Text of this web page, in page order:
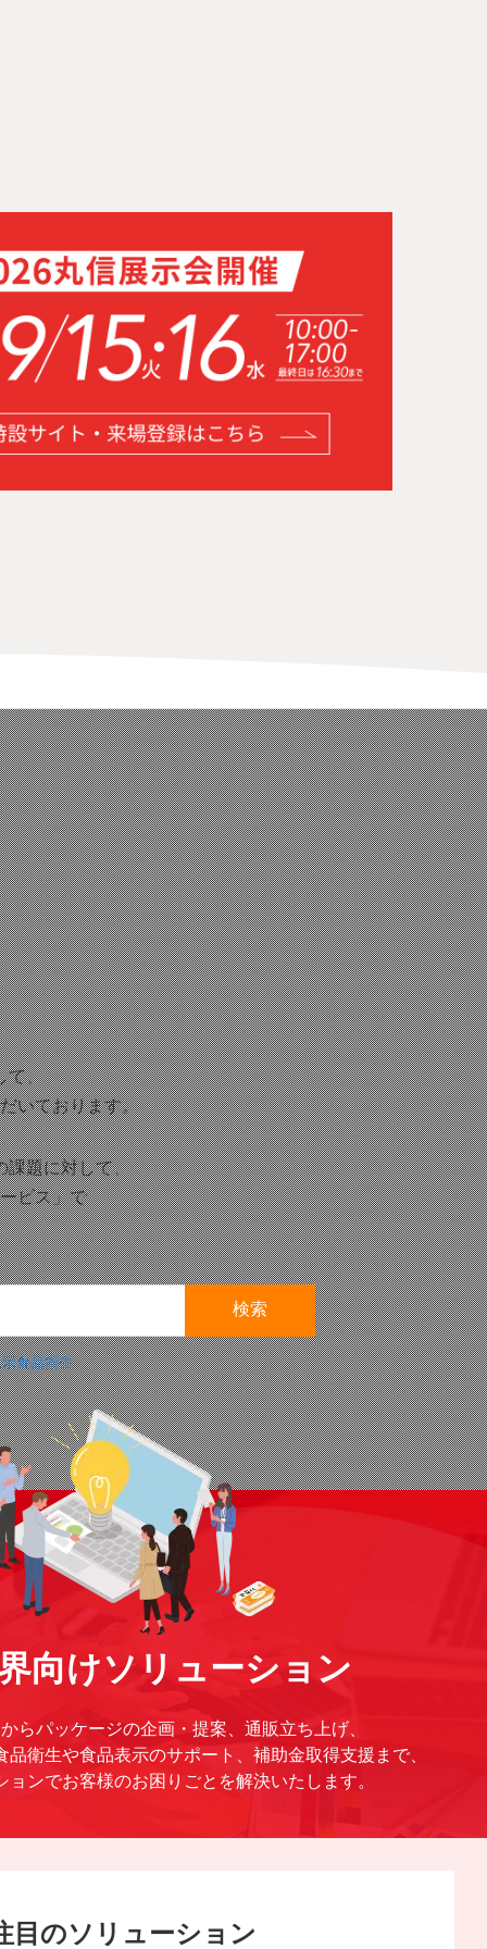
て、
いております。
課題に対して、
ビス」で
食品衛生
向けソリューション
らパッケージの企画・提案、通販立ち上げ、
品衛生や食品表示のサポート、補助金取得支援まで、
ョンでお客様のお困りごとを解決いたします。
目のソリューション